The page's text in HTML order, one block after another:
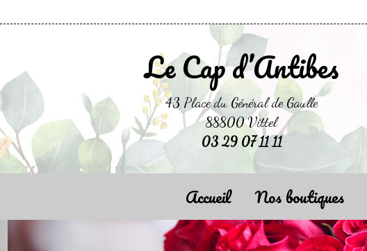
Le Cap d’Antibes
43 Place du Général de Gaulle
88800 Vittel
03 29 07 11 11
Accueil Nos boutiques